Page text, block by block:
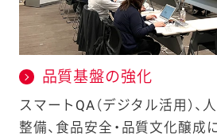
品質基盤の強化
スマートQA（デジタル活用）、
整備、食品安全・品質文化醸成